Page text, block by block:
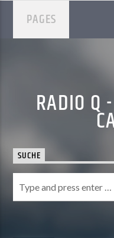
PAGES
RADIO Q
SUCHE